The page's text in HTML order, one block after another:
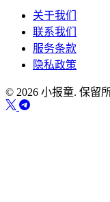
关于我们
联系我们
服务条款
隐私政策
© 2026 小报童. 保留